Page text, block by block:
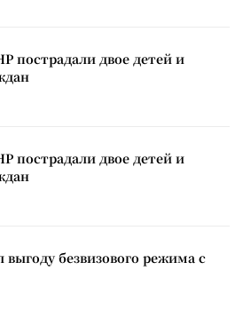
пострадали двое детей и
пострадали двое детей и
безвизового режима с